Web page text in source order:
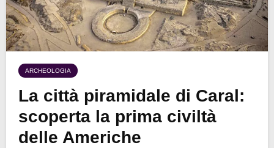
ARCHEOLOGIA
La città piramidale di Caral:
scoperta la prima civiltà
delle Americhe